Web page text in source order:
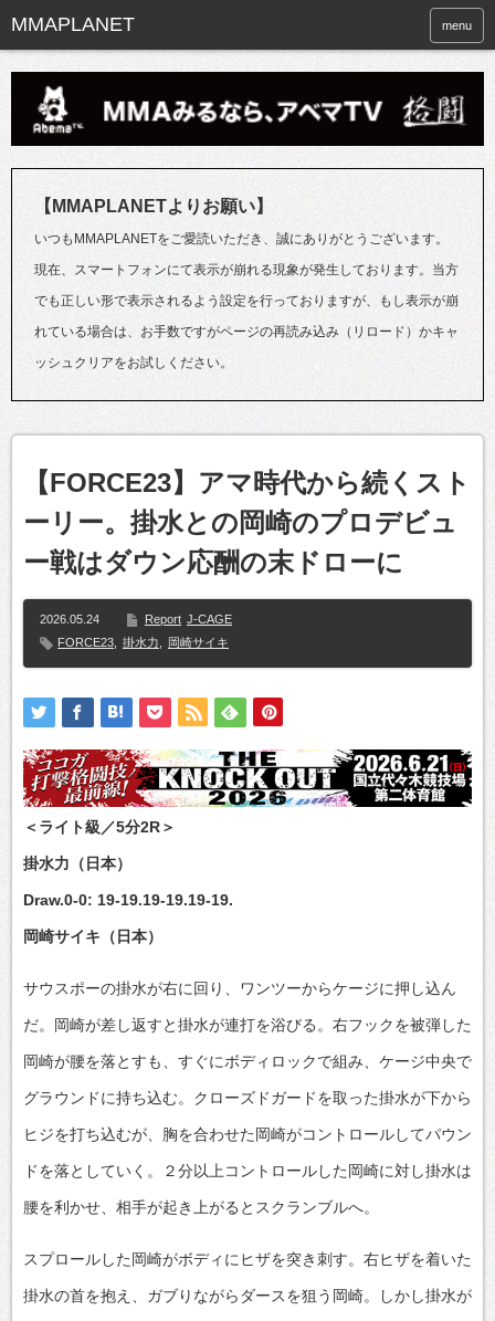
menu
【MMAPLANETよりお願い】
いつもMMAPLANETをご愛読いただき、誠にありがとうございます。
現在、スマートフォンにて表示が崩れる現象が発生しております。当方
でも正しい形で表示されるよう設定を行っておりますが、もし表示が崩
れている場合は、お手数ですがページの再読み込み（リロード）かキャ
ッシュクリアをお試しください。
【FORCE23】アマ時代から続くスト
ーリー。掛水との岡崎のプロデビュ
ー戦はダウン応酬の末ドローに
2026.05.24 Report J-CAGE
FORCE23
掛水力 岡崎サイキ
＜ライト級／5分2R＞
掛水力（日本）
Draw.0-0: 19-19.19-19.19-19.
岡崎サイキ（日本）
サウスポーの掛水が右に回り、ワンツーからケージに押し込ん
だ。岡崎が差し返すと掛水が連打を浴びる。右フックを被弾した
岡崎が腰を落とすも、すぐにボディロックで組み、ケージ中央で
グラウンドに持ち込む。クローズドガードを取った掛水が下から
ヒジを打ち込むが、胸を合わせた岡崎がコントロールしてパウン
ドを落としていく。２分以上コントロールした岡崎に対し掛水は
腰を利かせ、相手が起き上がるとスクランブルへ。
スプロールした岡崎がボディにヒザを突き刺す。右ヒザを着いた
掛水の首を抱え、ガブりながらダースを狙う岡崎。しかし掛水が